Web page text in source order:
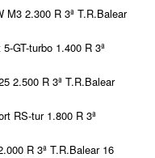
2.300 R 3ª T.R.Balear
GT-turbo 1.400 R 3ª
2.500 R 3ª T.R.Balear
RS-tur 1.800 R 3ª
R 3ª T.R.Balear 16